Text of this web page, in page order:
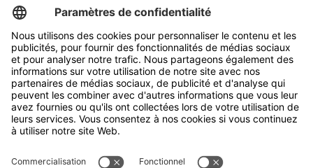
Outils de l’industrie pneumatique
Transporteur de bobines
Portes et fenêtres
Entreprise
À propos d' HUBTEX
À propos d' HUBTEX France
Durabilité